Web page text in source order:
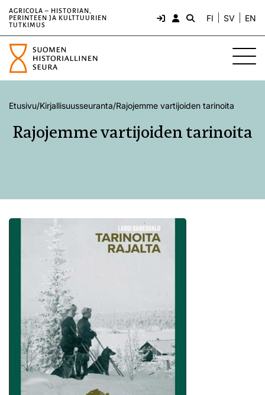
AGRICOLA – HISTORIAN,
PERINTEEN JA KULTTUURIEN
TUTKIMUS
FI SV EN
Etusivu/Kirjallisuusseuranta/Rajojemme vartijoiden tarinoita
Rajojemme vartijoiden tarinoita